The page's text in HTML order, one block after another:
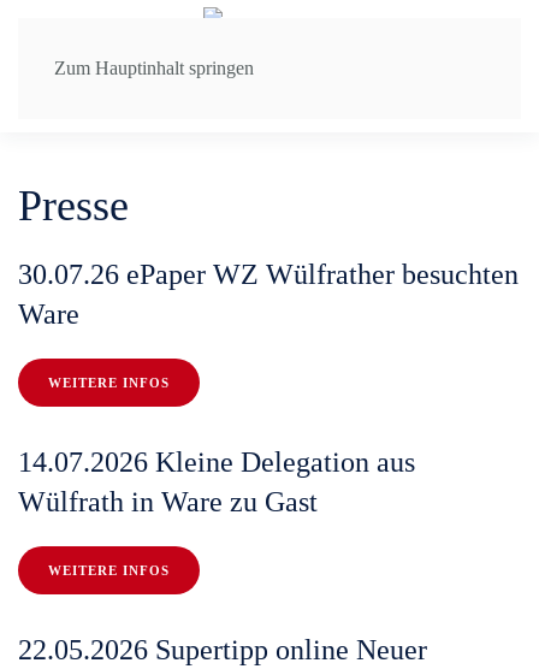
Zum Hauptinhalt springen
Presse
30.07.26 ePaper WZ Wülfrather besuchten
Ware
WEITERE INFOS
14.07.2026 Kleine Delegation aus
Wülfrath in Ware zu Gast
WEITERE INFOS
22.05.2026 Supertipp online Neuer